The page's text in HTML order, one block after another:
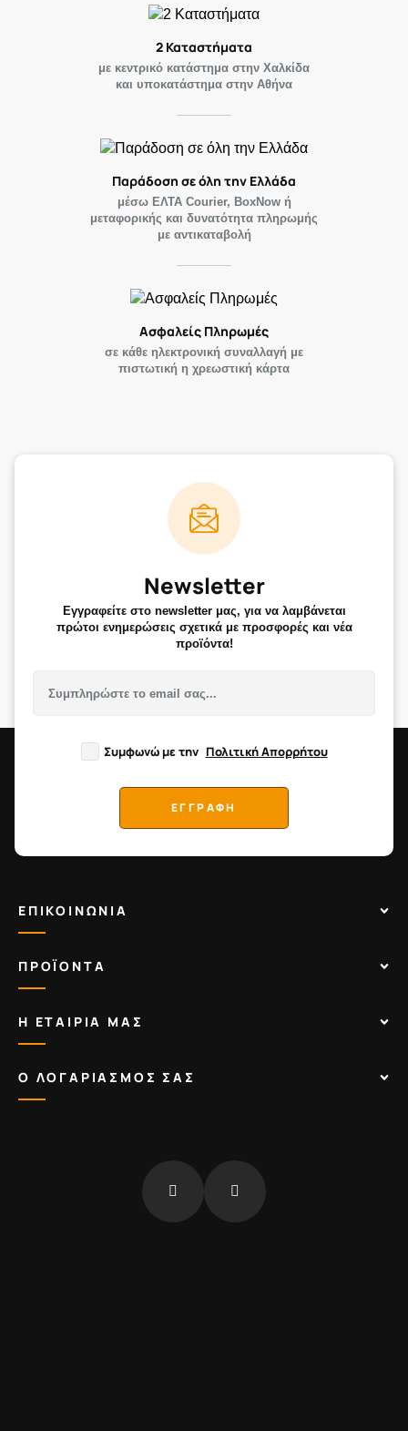
2 Καταστήματα
με κεντρικό κατάστημα στην Χαλκίδα
και υποκατάστημα στην Αθήνα
Παράδοση σε όλη την Ελλάδα
μέσω ΕΛΤΑ Courier, BoxNow ή
μεταφορικής και δυνατότητα πληρωμής
με αντικαταβολή
Ασφαλείς Πληρωμές
σε κάθε ηλεκτρονική συναλλαγή με
πιστωτική η χρεωστική κάρτα
Newsletter
Εγγραφείτε στο newsletter μας, για να λαμβάνεται
πρώτοι ενημερώσεις σχετικά με προσφορές και νέα
προϊόντα!
Συμφωνώ με την Πολιτική Απορρήτου
ΕΓΓΡΑΦΗ
ΕΠΙΚΟΙΝΩΝΙΑ
ΠΡΟΪΟΝΤΑ
Η ΕΤΑΙΡΙΑ ΜΑΣ
Ο ΛΟΓΑΡΙΑΣΜΟΣ ΣΑΣ
fb insta